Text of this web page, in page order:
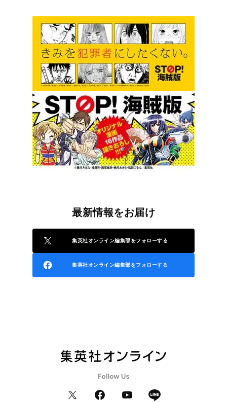
最新情報をお届け
集英社オンライン編集部をフォローする
集英社オンライン編集部をフォローする